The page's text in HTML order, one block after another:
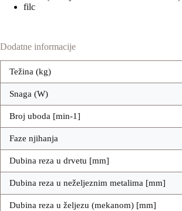
filc
Dodatne informacije
Težina (kg)
Snaga (W)
Broj uboda [min-1]
Faze njihanja
Dubina reza u drvetu [mm]
Dubina reza u neželjeznim metalima [mm]
Dubina reza u željezu (mekanom) [mm]